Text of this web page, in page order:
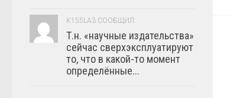
K155LA3 СООБЩИЛ:
Т.н. «научные издательства»
сейчас сверхэксплуатируют
то, что в какой-то момент
определённые...